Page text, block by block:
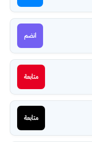
انضم
متابعة
متابعة